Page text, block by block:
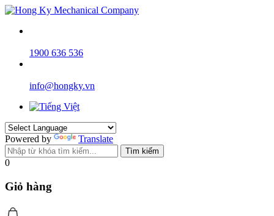
1900 636 536
info@hongky.vn
Powered by Translate
Tìm kiếm
0
Giỏ hàng